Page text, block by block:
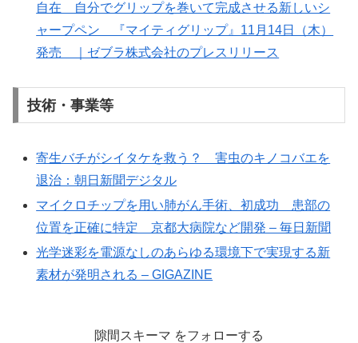
自在 自分でグリップを巻いて完成させる新しいシ
ャープペン 『マイティグリップ』11月14日（木）
発売 ｜ゼブラ株式会社のプレスリリース
技術・事業等
寄生バチがシイタケを救う？ 害虫のキノコバエを
退治：朝日新聞デジタル
マイクロチップを用い肺がん手術、初成功 患部の
位置を正確に特定 京都大病院など開発 – 毎日新聞
光学迷彩を電源なしのあらゆる環境下で実現する新
素材が発明される – GIGAZINE
隙間スキーマ をフォローする